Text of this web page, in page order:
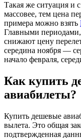
Такая же ситуация и
массовее, тем цена
примера можно взять
Главными периодами,
снижают цену
середина ноября —
начало февраля,
Как купить
авиабилеты?
Купить дешевые
вылета. Это общая
подтвержденная